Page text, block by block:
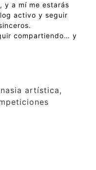
y a mí me estarás
activo y seguir
compartiendo… y
artística,